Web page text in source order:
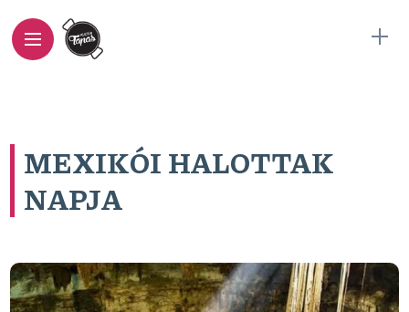
MEXIKÓI HALOTTAK
NAPJA